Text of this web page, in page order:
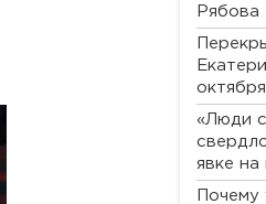
Рябова
октября
«Люди
явке